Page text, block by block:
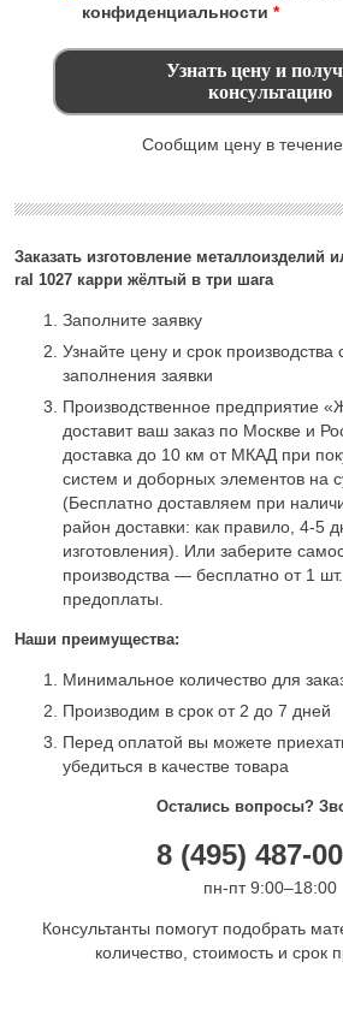
Заказать изготовление металлоизделий
ral 1027 карри жёлтый в три шага
Заполните заявку
Узнайте цену и срок производства
заполнения заявки
Производственное предприятие
доставит ваш заказ по Москве и
доставка до 10 км от МКАД при
систем и доборных элементов на
(Бесплатно доставляем при
район доставки: как правило, 4-5
изготовления). Или заберите
производства — бесплатно от 1
предоплаты.
Наши преимущества:
Минимальное количество для
Производим в срок от 2 до 7 дней
Перед оплатой вы можете
убедиться в качестве товара
конфиденциальности *
Сообщим цену в
Остались вопросы?
8 (495) 487-
пн-пт 9:00–18:00
Консультанты помогут подобрать
количество, стоимость и срок